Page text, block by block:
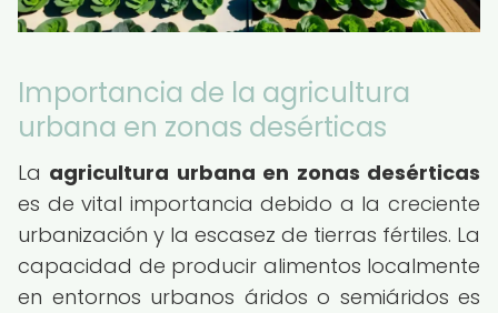
Importancia de la agricultura
urbana en zonas desérticas
La agricultura urbana en zonas desérticas
es de vital importancia debido a la creciente
urbanización y la escasez de tierras fértiles. La
capacidad de producir alimentos localmente
en entornos urbanos áridos o semiáridos es